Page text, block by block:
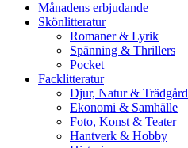
Månadens erbjudande
Skönlitteratur
Romaner & Lyrik
Spänning & Thrillers
Pocket
Facklitteratur
Djur, Natur & Trädgård
Ekonomi & Samhälle
Foto, Konst & Teater
Hantverk & Hobby